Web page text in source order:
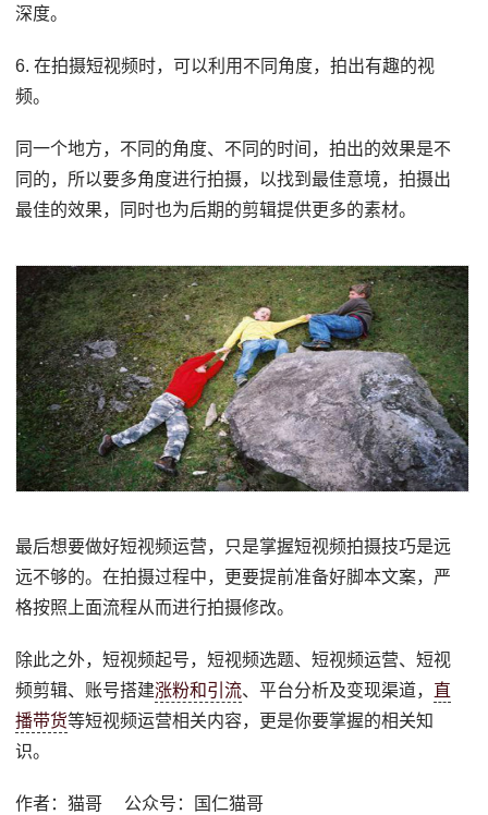
深度。
6. 在拍摄短视频时，可以利用不同角度，拍出有趣的视
频。
同一个地方，不同的角度、不同的时间，拍出的效果是不
同的，所以要多角度进行拍摄，以找到最佳意境，拍摄出
最佳的效果，同时也为后期的剪辑提供更多的素材。
最后想要做好短视频运营，只是掌握短视频拍摄技巧是远
远不够的。在拍摄过程中，更要提前准备好脚本文案，严
格按照上面流程从而进行拍摄修改。
除此之外，短视频起号，短视频选题、短视频运营、短视
频剪辑、账号搭建涨粉和引流、平台分析及变现渠道， 直
播带货等短视频运营相关内容，更是你要掌握的相关知
识。
作者：猫哥 公众号：国仁猫哥